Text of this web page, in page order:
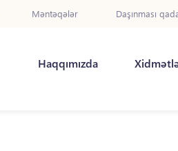
Məntəqələr Daşınması
Haqqımızda